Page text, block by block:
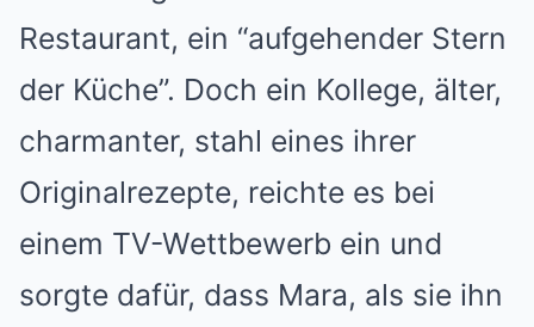
Restaurant, ein “aufgehender Stern
der Küche”. Doch ein Kollege, älter,
charmanter, stahl eines ihrer
Originalrezepte, reichte es bei
einem TV-Wettbewerb ein und
sorgte dafür, dass Mara, als sie ihn